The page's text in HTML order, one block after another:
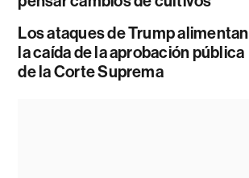
Los ataques de Trump alimentan
la caída de la aprobación pública
de la Corte Suprema